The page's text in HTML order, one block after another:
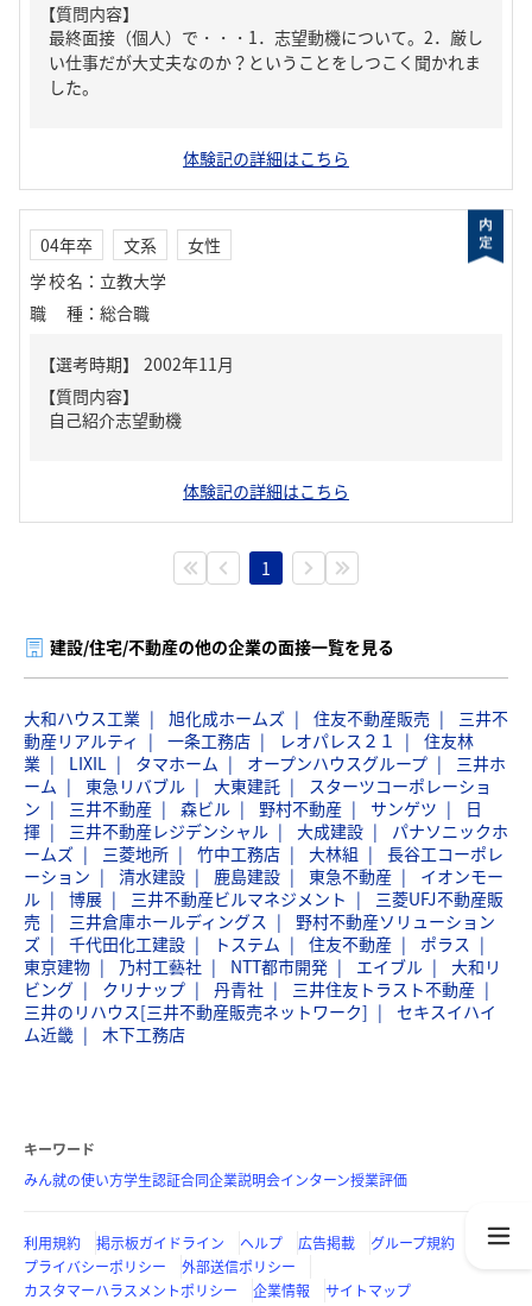
【質問内容】
最終面接（個人）で・・・1．志望動機について。2．厳し
い仕事だが大丈夫なのか？ということをしつこく聞かれま
した。
体験記の詳細はこちら
04年卒 文系
女性
学校名 ： 立教大学
職種 ： 総合職
【質問内容】
自己紹介志望動機
体験記の詳細はこちら
1
建設/住宅/不動産の他の企業の面接一覧を見る
大和ハウス工業 旭化成ホームズ 住友不動産販売
三井不
動産リアルティ
一条工務店 レオパレス２１
住友林
業
LIXIL タマホーム オープンハウスグループ
三井ホ
ーム
東急リバブル 大東建託
スターツコーポレーショ
ン
三井不動産 森ビル 野村不動産 サンゲツ
日
揮
三井不動産レジデンシャル 大成建設
パナソニックホ
ームズ
三菱地所 竹中工務店 大林組
長谷工コーポレ
ーション
清水建設 鹿島建設 東急不動産
イオンモー
ル
博展 三井不動産ビルマネジメント
三菱UFJ不動産販
売
三井倉庫ホールディングス
野村不動産ソリューション
ズ
千代田化工建設 トステム 住友不動産
ポラス
東京建物
乃村工藝社 NTT都市開発 エイブル
大和リ
ビング
クリナップ 丹青社
三井住友トラスト不動産
三井のリハウス[三井不動産販売ネットワーク]
セキスイハイ
ム近畿
木下工務店
キーワード
みん就の使い方学生認証合同企業説明会インターン授業評価
利用規約 掲示板ガイドライン ヘルプ 広告掲載
グループ規約
プライバシーポリシー
外部送信ポリシー
カスタマーハラスメントポリシー
企業情報 サイトマップ